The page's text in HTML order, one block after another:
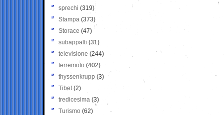
sprechi (319)
Stampa (373)
Storace (47)
subappalti (31)
televisione(244)
terremoto (402)
thyssenkrupp (3)
Tibet(2)
tredicesima (3)
Turismo (62)